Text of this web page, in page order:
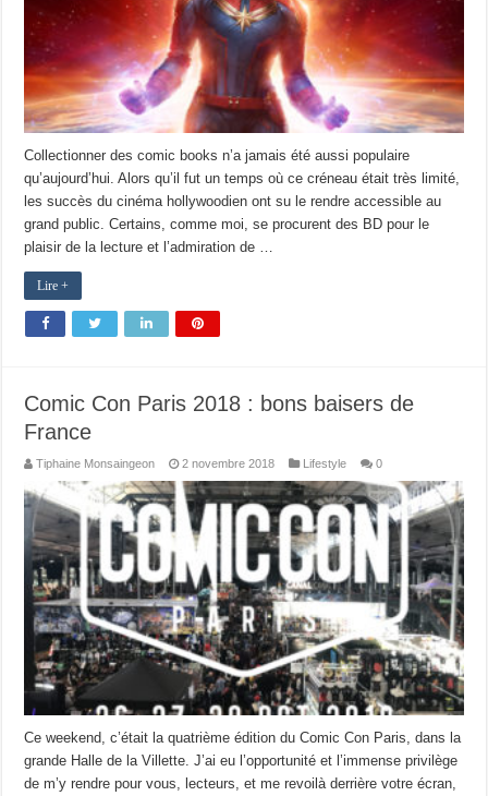
Collectionner des comic books n’a jamais été aussi populaire
qu’aujourd’hui. Alors qu’il fut un temps où ce créneau était très limité,
les succès du cinéma hollywoodien ont su le rendre accessible au
grand public. Certains, comme moi, se procurent des BD pour le
plaisir de la lecture et l’admiration de …
Lire +
Comic Con Paris 2018 : bons baisers de
France
Tiphaine Monsaingeon 2 novembre 2018 Lifestyle 0
Ce weekend, c’était la quatrième édition du Comic Con Paris, dans la
grande Halle de la Villette. J’ai eu l’opportunité et l’immense privilège
de m’y rendre pour vous, lecteurs, et me revoilà derrière votre écran,